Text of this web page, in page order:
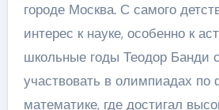
городе Москва. С самого
интерес к науке, особенно к
школьные годы Теодор Банди
участвовать в олимпиадах по
математике, где достигал